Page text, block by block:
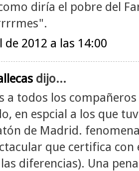
diría el pobre del
de 2012 a las 14:00
dijo...
a todos los
en espcial a los que
de Madrid.
que certifica
diferencias). Una